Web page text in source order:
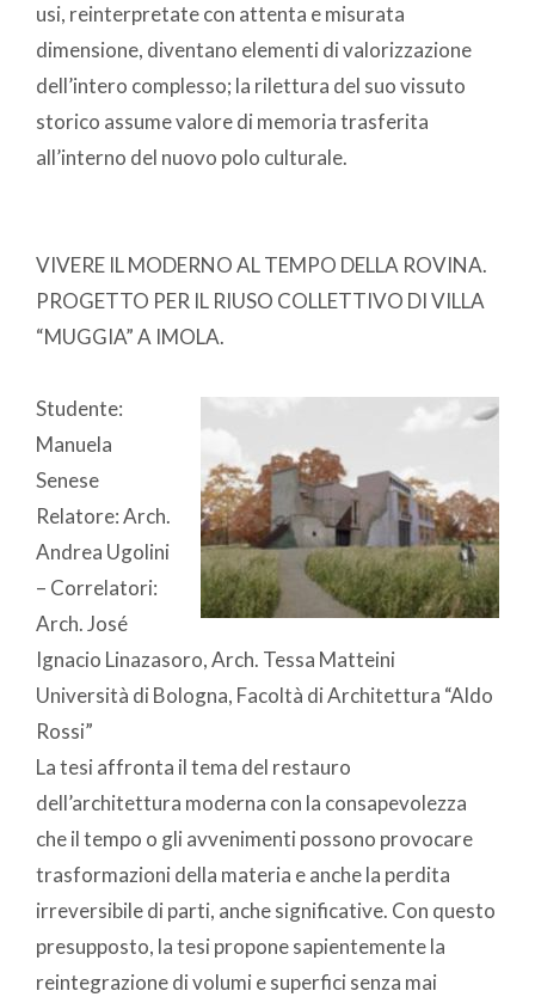
usi, reinterpretate con attenta e misurata
dimensione, diventano elementi di valorizzazione
dell’intero complesso; la rilettura del suo vissuto
storico assume valore di memoria trasferita
all’interno del nuovo polo culturale.
VIVERE IL MODERNO AL TEMPO DELLA ROVINA.
PROGETTO PER IL RIUSO COLLETTIVO DI VILLA
“MUGGIA” A IMOLA.
Studente:
Manuela
Senese
Relatore: Arch.
Andrea Ugolini
– Correlatori:
Arch. José
Ignacio Linazasoro, Arch. Tessa Matteini
Università di Bologna, Facoltà di Architettura “Aldo
Rossi”
La tesi affronta il tema del restauro
dell’architettura moderna con la consapevolezza
che il tempo o gli avvenimenti possono provocare
trasformazioni della materia e anche la perdita
irreversibile di parti, anche significative. Con questo
presupposto, la tesi propone sapientemente la
reintegrazione di volumi e superfici senza mai